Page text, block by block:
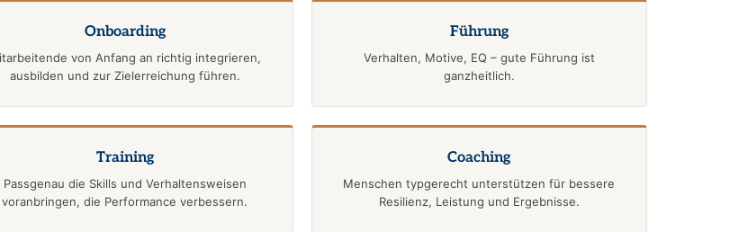
Onboarding
von Anfang an richtig integrieren,
ausbilden und zur Zielerreichung führen.
Führung
Verhalten, Motive, EQ – gute Führung ist
ganzheitlich.
Training
Passgenau die Skills und Verhaltensweisen
voranbringen, die Performance verbessern.
Coaching
Menschen typgerecht unterstützen für bessere
Resilienz, Leistung und Ergebnisse.